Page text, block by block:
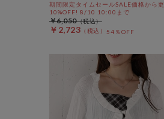
期間限定タイムセールSALE価格から
10%OFF! 8/10 10:00まで
￥2,723 54％OFF
￥6,050